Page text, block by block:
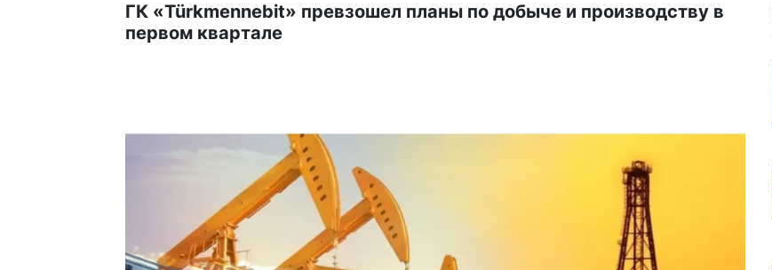
ГК «Türkmennebit» превзошел планы по добыче и производству в
первом квартале